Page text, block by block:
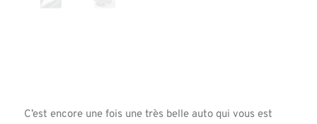
C’est encore une fois une très belle auto qui vous est